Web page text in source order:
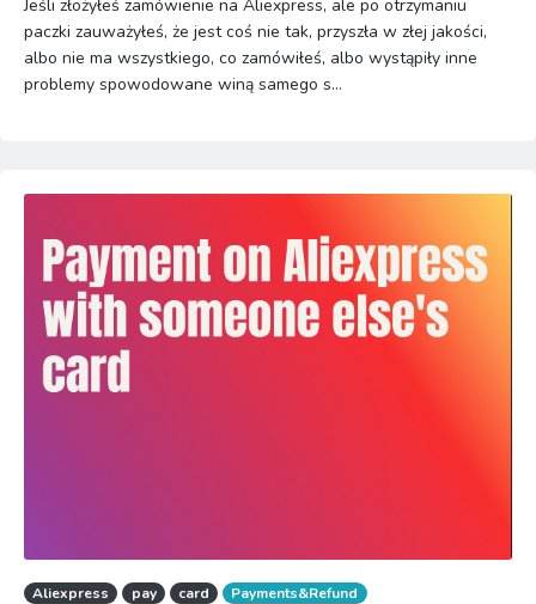
Jeśli złożyłeś zamówienie na Aliexpress, ale po otrzymaniu
paczki zauważyłeś, że jest coś nie tak, przyszła w złej jakości,
albo nie ma wszystkiego, co zamówiłeś, albo wystąpiły inne
problemy spowodowane winą samego s...
Aliexpress pay card Payments&Refund